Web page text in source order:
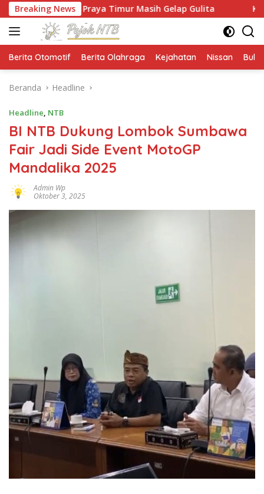
Langsung
ke
konten
Breaking News
Praya Timur Masih Gelap Gulita Ketua HMPS
Berita Otomotif Berita Olahraga Kejahatan Nissan
Beranda Headline
Headline, NTB
BI NTB Dukung Lombok Sumbawa
Fair Jadi Side Event MotoGP
Mandalika 2025
Admin Wp
Oktober 3, 2025